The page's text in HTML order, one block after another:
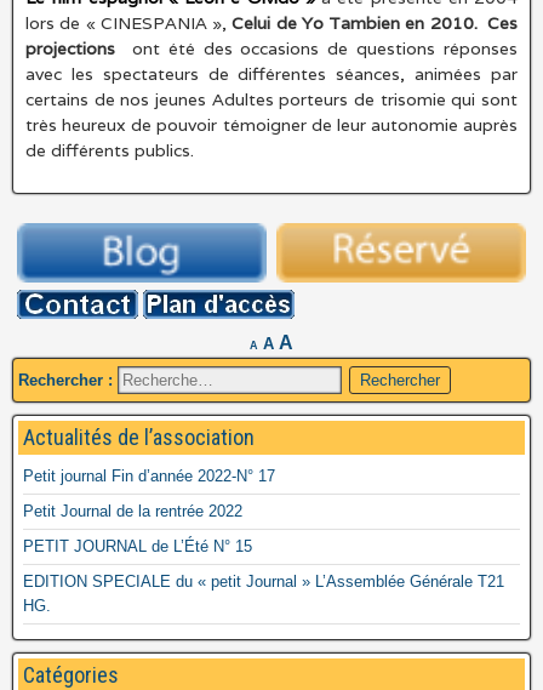
lors de « CINESPANIA »,Celui de Yo Tambien en 2010. Ces
projections ont été des occasions de questions réponses
avec les spectateurs de différentes séances, animées par
certains de nos jeunes Adultes porteurs de trisomie qui sont
très heureux de pouvoir témoigner de leur autonomie auprès
de différents publics.
A A A
Rechercher :
Actualités de l’association
Petit journal Fin d’année 2022-N° 17
Petit Journal de la rentrée 2022
PETIT JOURNAL de L’Été N° 15
EDITION SPECIALE du « petit Journal » L’Assemblée Générale T21
HG.
Catégories